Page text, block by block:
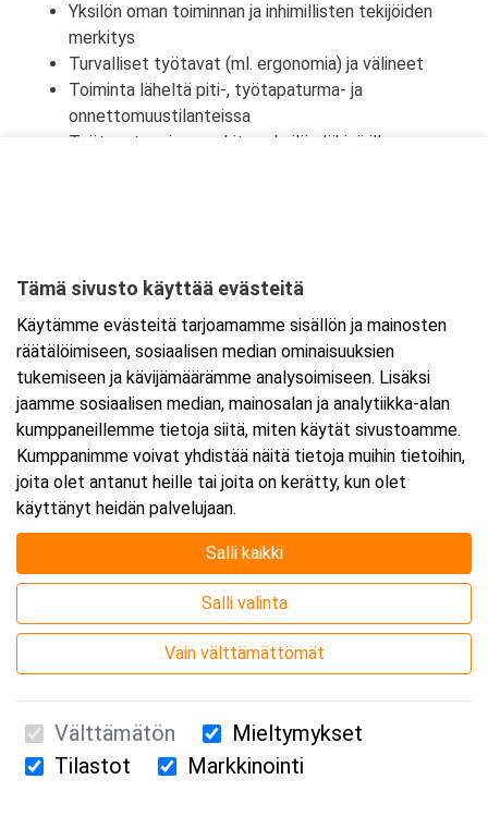
Yksilön oman toiminnan ja inhimillisten tekijöiden
merkitys
Turvalliset työtavat (ml. ergonomia) ja välineet
Toiminta läheltä piti-, työtapaturma- ja
onnettomuustilanteissa
Työtapaturmien merkitys yksilön lähipiirille,
Ajankohta
Alkaa:25.9.2026 08:30
Päättyy:25.9.2026 16:00
Lisää tapahtuma kalenteriisi
Webinaari
Suomen Ensiapukoulutus Oy / Valimotie 21 / 00380 Helsinki
Tämä sivusto käyttää evästeitä
Käytämme evästeitä tarjoamamme sisällön ja mainosten
räätälöimiseen, sosiaalisen median ominaisuuksien
tukemiseen ja kävijämäärämme analysoimiseen. Lisäksi
jaamme sosiaalisen median, mainosalan ja analytiikka-alan
kumppaneillemme tietoja siitä, miten käytät sivustoamme.
Kumppanimme voivat yhdistää näitä tietoja muihin tietoihin,
joita olet antanut heille tai joita on kerätty, kun olet
käyttänyt heidän palvelujaan.
Salli kaikki
Salli valinta
Vain välttämättömät
Välttämätön
Mieltymykset
Tilastot
Markkinointi